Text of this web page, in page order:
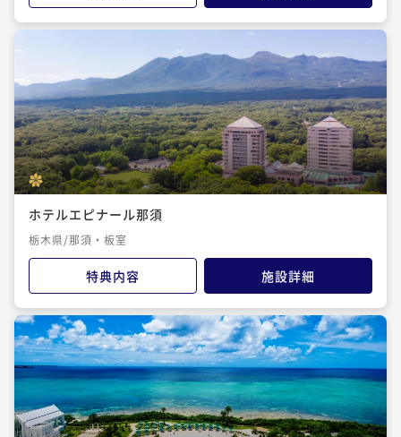
ホテルエピナール那須
栃木県/那須・板室
特典内容 施設詳細